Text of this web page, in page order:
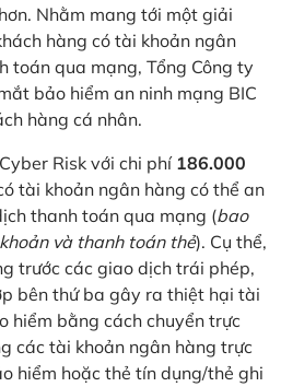
Nhằm mang tới một giải
hàng có tài khoản ngân
toán qua mạng, Tổng Công ty
bảo hiểm an ninh mạng BIC
hàng cá nhân.
Risk với chi phí 186.000
tài khoản ngân hàng có thể an
thanh toán qua mạng (bao
và thanh toán thẻ). Cụ thể,
trước các giao dịch trái phép,
bên thứ ba gây ra thiệt hại tài
hiểm bằng cách chuyển trực
các tài khoản ngân hàng trực
hiểm hoặc thẻ tín dụng/thẻ ghi